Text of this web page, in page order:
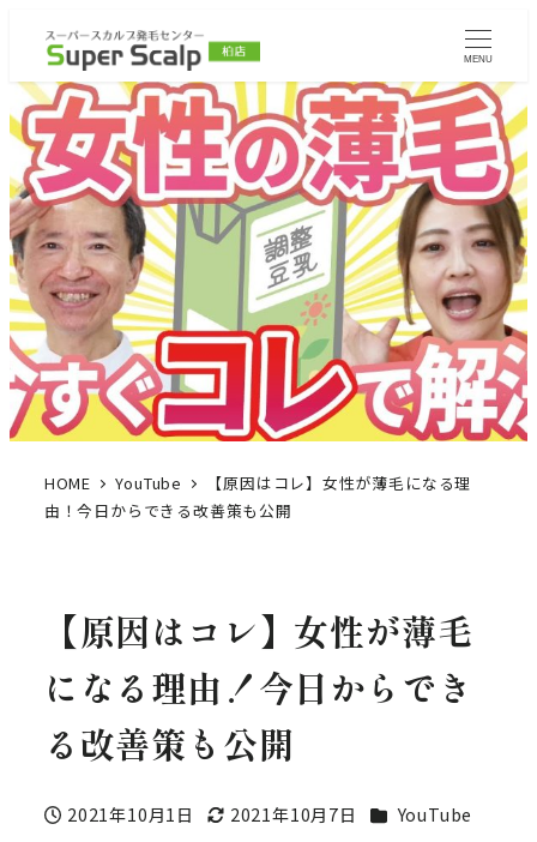
MENU
HOME YouTube
【原因はコレ】女性が薄毛になる理
由！今日からできる改善策も公開
【原因はコレ】女性が薄毛
になる理由！今日からでき
る改善策も公開
投稿日
2021年10月1日
更新日
2021年10月7日 カテゴリー
YouTube